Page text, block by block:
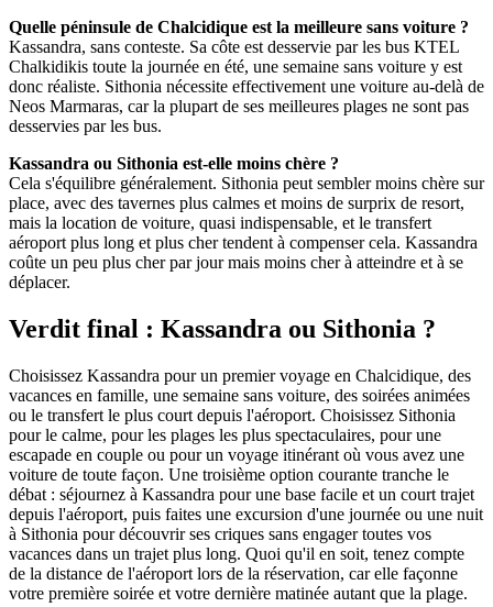
Quelle péninsule de Chalcidique est la meilleure sans voiture ?
Kassandra, sans conteste. Sa côte est desservie par les bus KTEL
Chalkidikis toute la journée en été, une semaine sans voiture y est
donc réaliste. Sithonia nécessite effectivement une voiture au-delà de
Neos Marmaras, car la plupart de ses meilleures plages ne sont pas
desservies par les bus.
Kassandra ou Sithonia est-elle moins chère ?
Cela s'équilibre généralement. Sithonia peut sembler moins chère sur
place, avec des tavernes plus calmes et moins de surprix de resort,
mais la location de voiture, quasi indispensable, et le transfert
aéroport plus long et plus cher tendent à compenser cela. Kassandra
coûte un peu plus cher par jour mais moins cher à atteindre et à se
déplacer.
Verdit final : Kassandra ou Sithonia ?
Choisissez Kassandra pour un premier voyage en Chalcidique, des
vacances en famille, une semaine sans voiture, des soirées animées
ou le transfert le plus court depuis l'aéroport. Choisissez Sithonia
pour le calme, pour les plages les plus spectaculaires, pour une
escapade en couple ou pour un voyage itinérant où vous avez une
voiture de toute façon. Une troisième option courante tranche le
débat : séjournez à Kassandra pour une base facile et un court trajet
depuis l'aéroport, puis faites une excursion d'une journée ou une nuit
à Sithonia pour découvrir ses criques sans engager toutes vos
vacances dans un trajet plus long. Quoi qu'il en soit, tenez compte
de la distance de l'aéroport lors de la réservation, car elle façonne
votre première soirée et votre dernière matinée autant que la plage.